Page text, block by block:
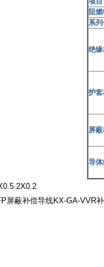
阻
系
绝
护
屏
导
2X0.2
屏蔽补偿导线KX-GA-VVR